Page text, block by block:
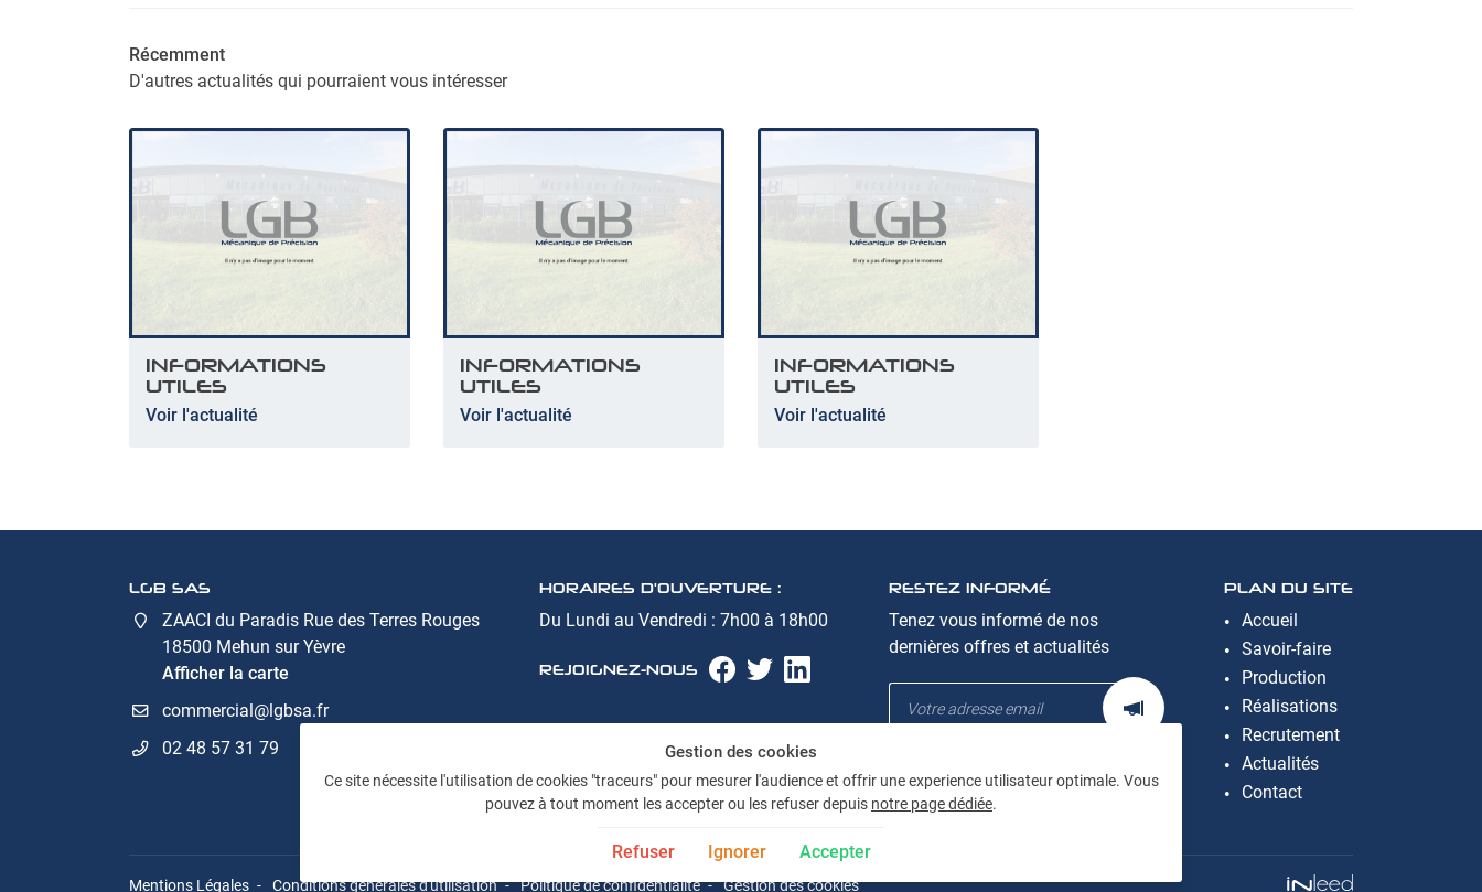
Récemment
D'autres actualités qui pourraient vous intéresser
INFORMATIONS
UTILES
Voir l'actualité
INFORMATIONS
UTILES
Voir l'actualité
INFORMATIONS
UTILES
Voir l'actualité
LGB SAS
ZAACI du Paradis Rue des Terres Rouges
18500 Mehun sur Yèvre
Afficher la carte
02 48 57 31 79
HORAIRES D'OUVERTURE :
Du Lundi au Vendredi : 7h00 à 18h00
REJOIGNEZ-NOUS
RESTEZ INFORMÉ
Tenez vous informé de nos
dernières offres et actualités
PLAN DU SITE
Accueil
Savoir-faire
Production
Réalisations
Recrutement
Actualités
Contact
Mentions Légales Conditions générales d'utilisation Politique de confidentialité Gestion des cookies
Gestion des cookies
Ce site nécessite l'utilisation de cookies "traceurs" pour mesurer l'audience et offrir une experience utilisateur optimale. Vous
pouvez à tout moment les accepter ou les refuser depuis notre page dédiée.
Refuser Ignorer Accepter